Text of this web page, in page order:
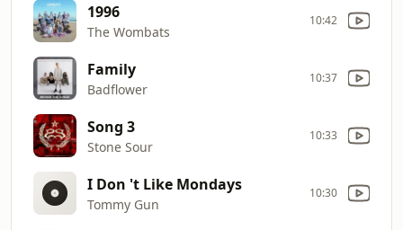
1996
The Wombats
10:42
Family
Badflower
10:37
Song 3
Stone Sour
10:33
I Don 't Like Mondays
Tommy Gun
10:30